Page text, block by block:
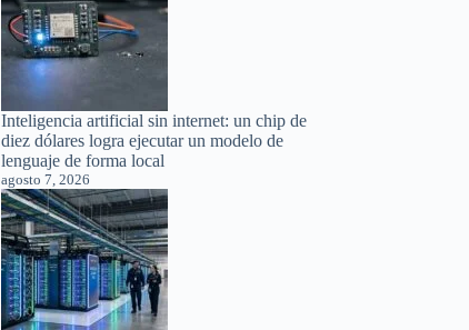
Inteligencia artificial sin internet: un chip de
diez dólares logra ejecutar un modelo de
lenguaje de forma local
agosto 7, 2026